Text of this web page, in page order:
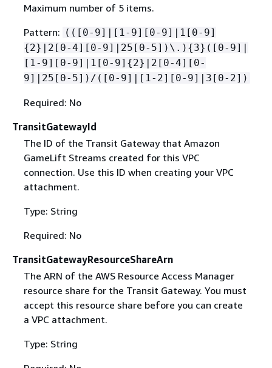
Maximum number of 5 items.
Pattern: (([0-9]|[1-9][0-9]|1[0-9]
{2}|2[0-4][0-9]|25[0-5])\.) {3}([0-9]|
[1-9][0-9]|1[0-9] {2}|2[0-4][0-
9]|25[0-5])/([0-9]|[1-2][0-9]|3[0-2])
Required: No
TransitGatewayId
The ID of the Transit Gateway that Amazon
GameLift Streams created for this VPC
connection. Use this ID when creating your VPC
attachment.
Type: String
Required: No
TransitGatewayResourceShareArn
The ARN of the AWS Resource Access Manager
resource share for the Transit Gateway. You must
accept this resource share before you can create
a VPC attachment.
Type: String